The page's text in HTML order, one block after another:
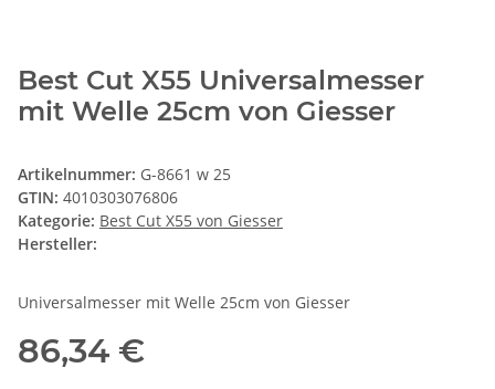
Best Cut X55 Universalmesser
mit Welle 25cm von Giesser
Artikelnummer: G-8661 w 25
GTIN: 4010303076806
Kategorie: Best Cut X55 von Giesser
Hersteller:
Universalmesser mit Welle 25cm von Giesser
86,34 €